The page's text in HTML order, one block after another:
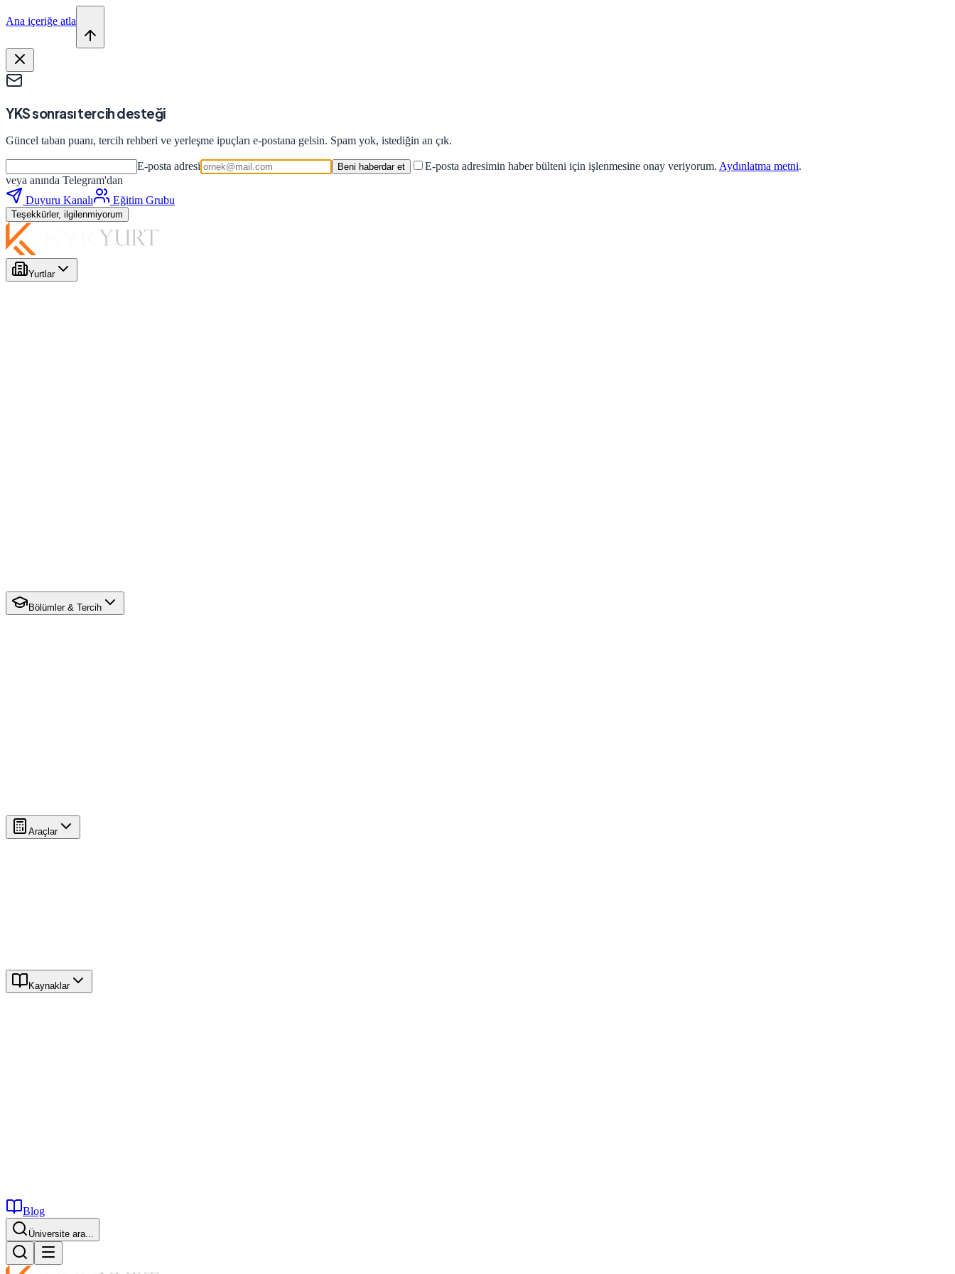
Ana içeriğe atla
YKS sonrası tercih desteği
Güncel taban puanı, tercih rehberi ve yerleşme ipuçları e-postana gelsin. Spam yok, istediğin an çık.
E-posta adresi Beni haberdar et E-posta adresimin haber bülteni için işlenmesine onay veriyorum. Aydınlatma metni.
veya anında Telegram'dan
Duyuru Kanalı
Eğitim Grubu
Teşekkürler, ilgilenmiyorum
Yurtlar
Bölümler & Tercih
Araçlar
Kaynaklar
Blog
Üniversite ara...